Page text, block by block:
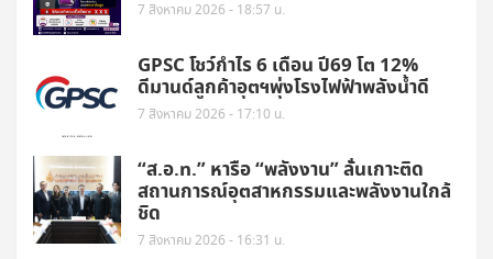
7 สิงหาคม 2026 - 18:57 น.
GPSC โชว์กำไร 6 เดือน ปี69 โต 12%
ดีมานด์ลูกค้าอุตฯพุ่งโรงไฟฟ้าพลังน้ำดี
7 สิงหาคม 2026 - 17:10 น.
“ส.อ.ท.” หารือ “พลังงาน” ลั่นเกาะติด
สถานการณ์อุตสาหกรรมและพลังงานใกล้
ชิด
7 สิงหาคม 2026 - 16:31 น.